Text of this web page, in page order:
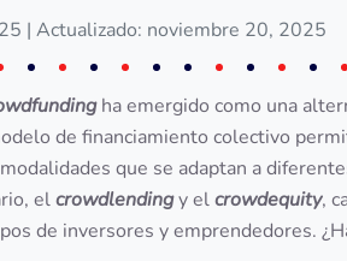
| Actualizado: noviembre 20, 2025
ha emergido como una
de financiamiento colectivo
que se adaptan a
elcrowdlendingy elcrowdequity,
de inversores y emprendedores.